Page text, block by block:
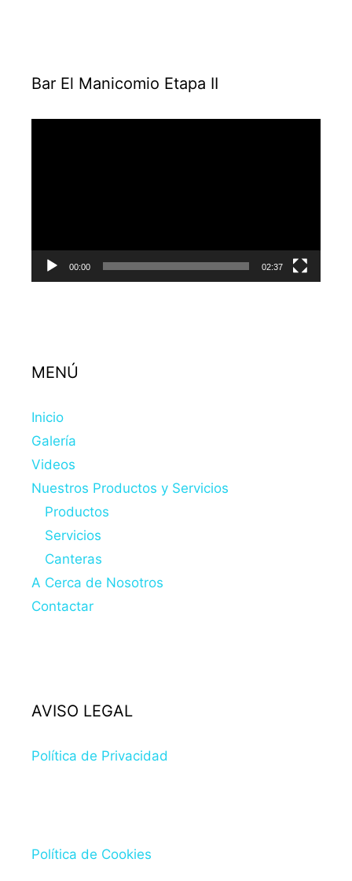
Bar El Manicomio Etapa II
00:00 02:37
MENÚ
Inicio
Galería
Videos
Nuestros Productos y Servicios
Productos
Servicios
Canteras
A Cerca de Nosotros
Contactar
AVISO LEGAL
Política de Privacidad
Política de Cookies